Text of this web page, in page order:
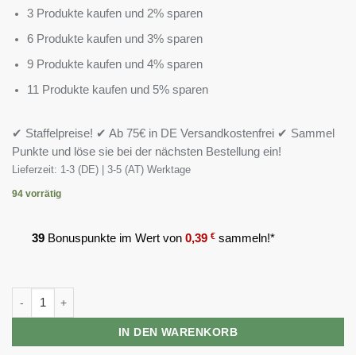
3 Produkte kaufen und 2% sparen
6 Produkte kaufen und 3% sparen
9 Produkte kaufen und 4% sparen
11 Produkte kaufen und 5% sparen
✔ Staffelpreise! ✔ Ab 75€ in DE Versandkostenfrei ✔ Sammel
Punkte und löse sie bei der nächsten Bestellung ein!
Lieferzeit: 1-3 (DE) | 3-5 (AT) Werktage
94 vorrätig
39 Bonuspunkte im Wert von 0,39 € sammeln!*
Olimp Omega 3 Sport Edition - 120 Kapseln Menge
IN DEN WARENKORB